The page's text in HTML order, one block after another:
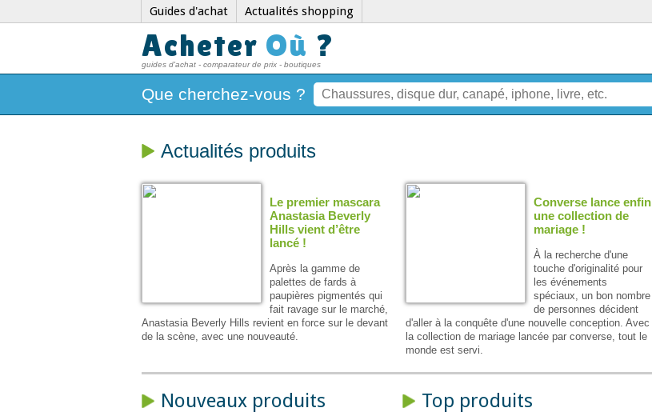
Guides d'achat Actualités shopping
Acheter Où ?
guides d'achat - comparateur de prix - boutiques
Que cherchez-vous ?
Actualités produits
Le premier mascara
Anastasia Beverly
Hills vient d’être
lancé !
Après la gamme de
palettes de fards à
paupières pigmentés qui
fait ravage sur le marché,
Anastasia Beverly Hills revient en force sur le devant
de la scène, avec une nouveauté.
Converse lance enfin
une collection de
mariage !
À la recherche d'une
touche d'originalité pour
les événements
spéciaux, un bon nombre
de personnes décident
d'aller à la conquête d'une nouvelle conception. Avec
la collection de mariage lancée par converse, tout le
monde est servi.
Nouveaux produits Top produits